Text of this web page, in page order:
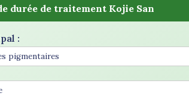
durée de traitement Kojie San
: